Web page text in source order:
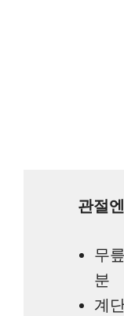
관절
무
분
계